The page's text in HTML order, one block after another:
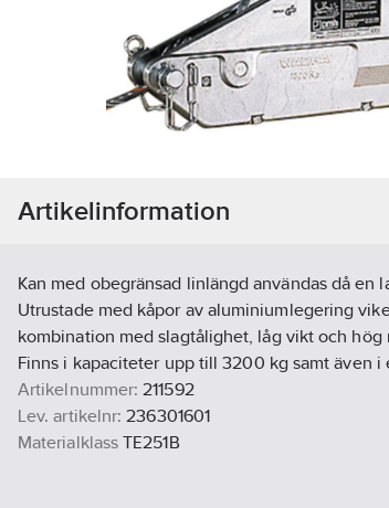
Artikelinformation
Kan med obegränsad linlängd användas då en
Utrustade med kåpor av aluminiumlegering
kombination med slagtålighet, låg vikt och
Finns i kapaciteter upp till 3200 kg samt även
Artikelnummer: 211592
Lev. artikelnr: 236301601
Materialklass TE251B